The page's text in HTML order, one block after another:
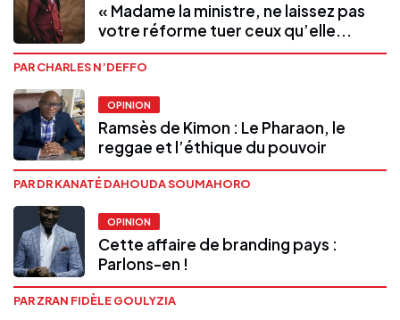
« Madame la ministre, ne laissez pas
votre réforme tuer ceux qu’elle...
PAR CHARLES N’DEFFO
OPINION
Ramsès de Kimon : Le Pharaon, le
reggae et l’éthique du pouvoir
PAR DR KANATÉ DAHOUDA SOUMAHORO
OPINION
Cette affaire de branding pays :
Parlons-en !
PAR ZRAN FIDÈLE GOULYZIA